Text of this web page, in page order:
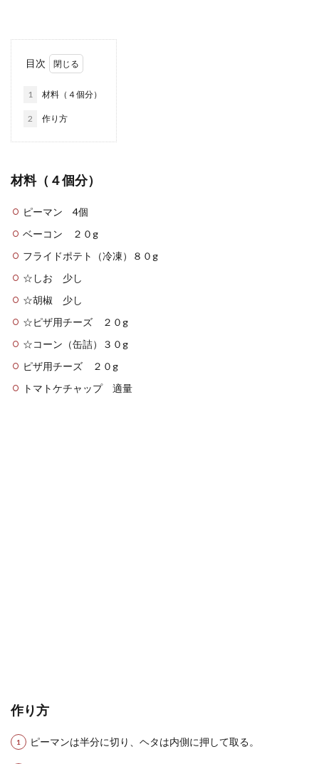
目次
1 材料（４個分）
2 作り方
材料（４個分）
ピーマン 4個
ベーコン ２０g
フライドポテト（冷凍）８０g
☆しお 少し
☆胡椒 少し
☆ピザ用チーズ ２０g
☆コーン（缶詰）３０g
ピザ用チーズ ２０g
トマトケチャップ 適量
作り方
ピーマンは半分に切り、ヘタは内側に押して取る。